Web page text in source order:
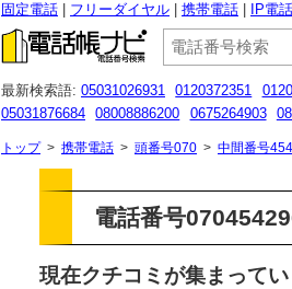
固定電話 フリーダイヤル 携帯電話 IP電話
最新検索語: 05031026931 0120372351
05031876684
08008886200 0675264903
トップ> 携帯電話 > 頭番号070 > 中間番号
電話番号
現在クチコミが集まって